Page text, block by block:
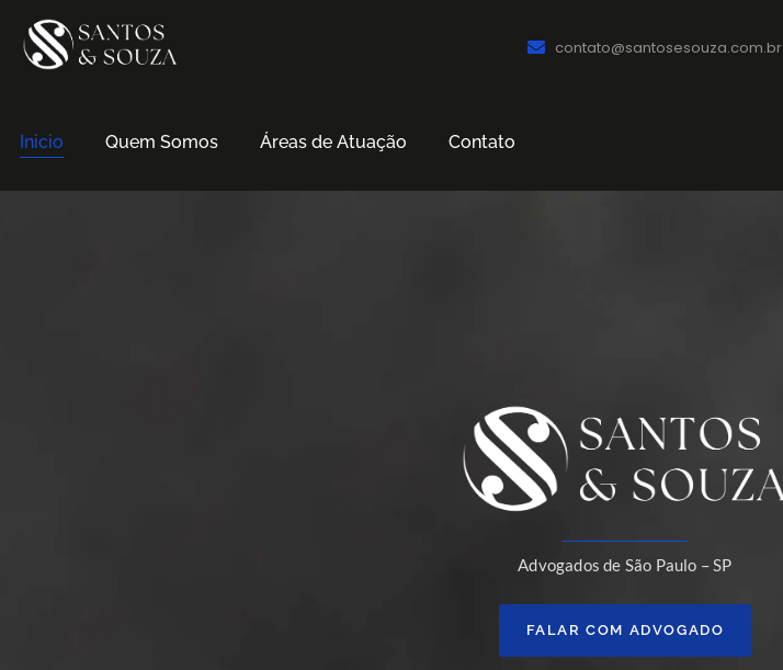
contato@santosesouza.com.br
Inicio Quem Somos Áreas de Atuação Contato
Advogados de São Paulo – SP
FALAR COM ADVOGADO